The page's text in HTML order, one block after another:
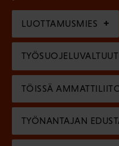
)
i
n
e
n
)
LUOTTAMUSMIES
TÖISSÄ
TYÖNANTAJAN